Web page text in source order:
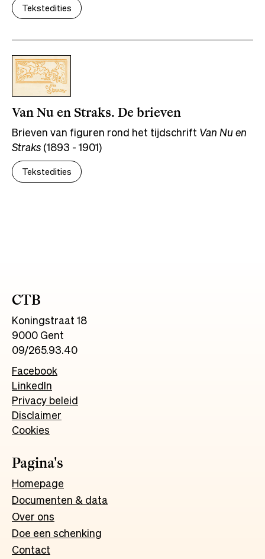
Tekstedities
Van Nu en Straks. De brieven
Brieven van figuren rond het tijdschrift Van Nu en
Straks(1893 - 1901)
Tekstedities
CTB
Koningstraat 18
9000 Gent
09/265.93.40
Facebook
LinkedIn
Privacy beleid
Disclaimer
Cookies
Pagina's
Homepage
Documenten & data
Over ons
Doe een schenking
Contact